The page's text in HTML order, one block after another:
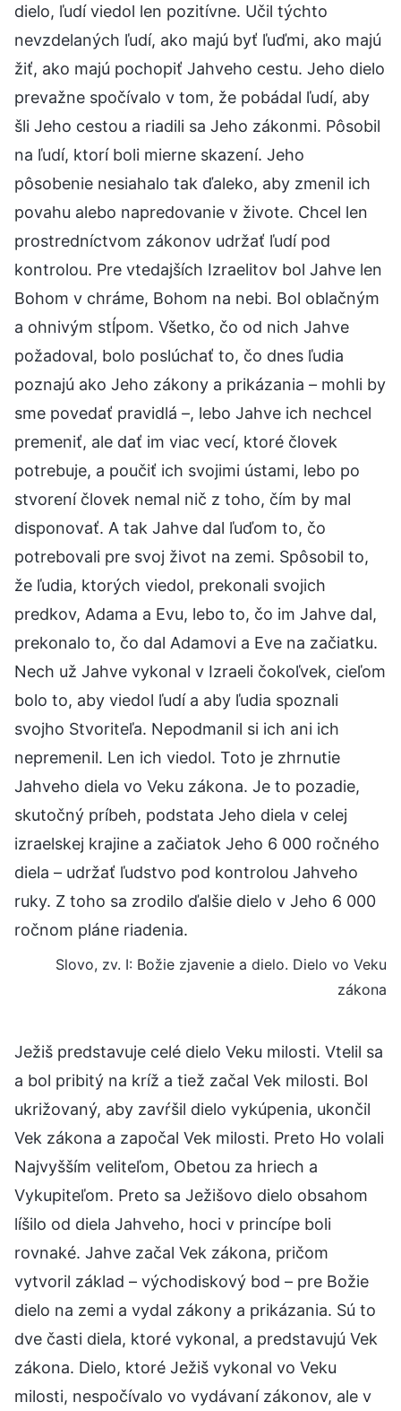
dielo, ľudí viedol len pozitívne. Učil týchto
nevzdelaných ľudí, ako majú byť ľuďmi, ako majú
žiť, ako majú pochopiť Jahveho cestu. Jeho dielo
prevažne spočívalo v tom, že pobádal ľudí, aby
šli Jeho cestou a riadili sa Jeho zákonmi. Pôsobil
na ľudí, ktorí boli mierne skazení. Jeho
pôsobenie nesiahalo tak ďaleko, aby zmenil ich
povahu alebo napredovanie v živote. Chcel len
prostredníctvom zákonov udržať ľudí pod
kontrolou. Pre vtedajších Izraelitov bol Jahve len
Bohom v chráme, Bohom na nebi. Bol oblačným
a ohnivým stĺpom. Všetko, čo od nich Jahve
požadoval, bolo poslúchať to, čo dnes ľudia
poznajú ako Jeho zákony a prikázania – mohli by
sme povedať pravidlá –, lebo Jahve ich nechcel
premeniť, ale dať im viac vecí, ktoré človek
potrebuje, a poučiť ich svojimi ústami, lebo po
stvorení človek nemal nič z toho, čím by mal
disponovať. A tak Jahve dal ľuďom to, čo
potrebovali pre svoj život na zemi. Spôsobil to,
že ľudia, ktorých viedol, prekonali svojich
predkov, Adama a Evu, lebo to, čo im Jahve dal,
prekonalo to, čo dal Adamovi a Eve na začiatku.
Nech už Jahve vykonal v Izraeli čokoľvek, cieľom
bolo to, aby viedol ľudí a aby ľudia spoznali
svojho Stvoriteľa. Nepodmanil si ich ani ich
nepremenil. Len ich viedol. Toto je zhrnutie
Jahveho diela vo Veku zákona. Je to pozadie,
skutočný príbeh, podstata Jeho diela v celej
izraelskej krajine a začiatok Jeho 6 000 ročného
diela – udržať ľudstvo pod kontrolou Jahveho
ruky. Z toho sa zrodilo ďalšie dielo v Jeho 6 000
ročnom pláne riadenia.
Slovo, zv. I: Božie zjavenie a dielo. Dielo vo Veku
zákona
Ježiš predstavuje celé dielo Veku milosti. Vtelil sa
a bol pribitý na kríž a tiež začal Vek milosti. Bol
ukrižovaný, aby zavŕšil dielo vykúpenia, ukončil
Vek zákona a započal Vek milosti. Preto Ho volali
Najvyšším veliteľom, Obetou za hriech a
Vykupiteľom. Preto sa Ježišovo dielo obsahom
líšilo od diela Jahveho, hoci v princípe boli
rovnaké. Jahve začal Vek zákona, pričom
vytvoril základ – východiskový bod – pre Božie
dielo na zemi a vydal zákony a prikázania. Sú to
dve časti diela, ktoré vykonal, a predstavujú Vek
zákona. Dielo, ktoré Ježiš vykonal vo Veku
milosti, nespočívalo vo vydávaní zákonov, ale v